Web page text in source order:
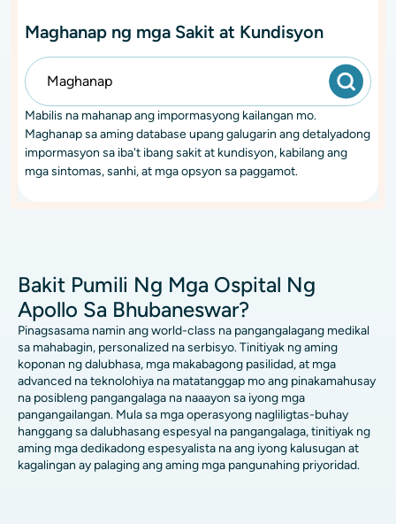
Maghanap ng mga Sakit at Kundisyon
Mabilis na mahanap ang impormasyong kailangan mo.
Maghanap sa aming database upang galugarin ang detalyadong
impormasyon sa iba't ibang sakit at kundisyon, kabilang ang
mga sintomas, sanhi, at mga opsyon sa paggamot.
Bakit Pumili Ng Mga Ospital Ng
Apollo Sa Bhubaneswar?
Pinagsasama namin ang world-class na pangangalagang medikal
sa mahabagin, personalized na serbisyo. Tinitiyak ng aming
koponan ng dalubhasa, mga makabagong pasilidad, at mga
advanced na teknolohiya na matatanggap mo ang pinakamahusay
na posibleng pangangalaga na naaayon sa iyong mga
pangangailangan. Mula sa mga operasyong nagliligtas-buhay
hanggang sa dalubhasang espesyal na pangangalaga, tinitiyak ng
aming mga dedikadong espesyalista na ang iyong kalusugan at
kagalingan ay palaging ang aming mga pangunahing priyoridad.